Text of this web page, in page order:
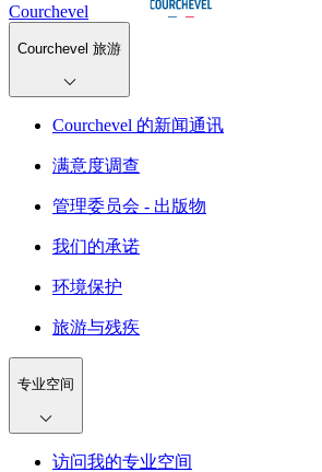
Courchevel
Courchevel 旅游
Courchevel 的新闻通讯
满意度调查
管理委员会 - 出版物
我们的承诺
环境保护
旅游与残疾
专业空间
访问我的专业空间